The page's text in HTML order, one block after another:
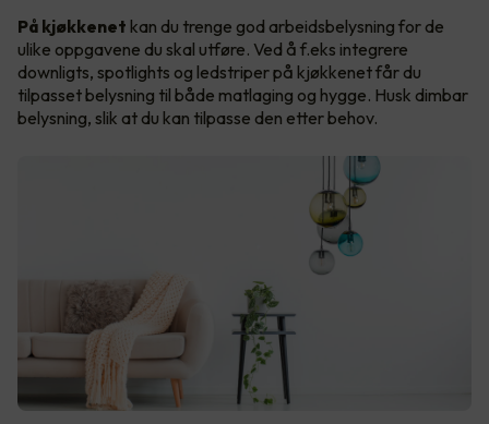
På kjøkkenet kan du trenge god arbeidsbelysning for de
ulike oppgavene du skal utføre. Ved å f.eks integrere
downligts, spotlights og ledstriper på kjøkkenet får du
tilpasset belysning til både matlaging og hygge. Husk dimbar
belysning, slik at du kan tilpasse den etter behov.